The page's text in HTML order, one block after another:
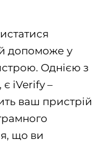
допоможе у
Однією з
є iVerify –
ваш пристрій
що ви